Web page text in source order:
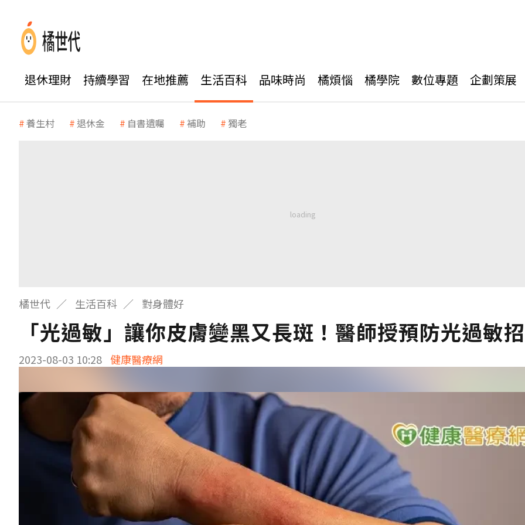
退休理財 持續學習 在地推薦 生活百科 品味時尚 橘煩惱 橘學院 數位專題 企劃策展
養生村 退休金 自書遺囑 補助 獨老
橘世代 生活百科 對身體好
「光過敏」讓你皮膚變黑又長斑！醫師授預防光過敏
2023-08-03 10:28 健康醫療網